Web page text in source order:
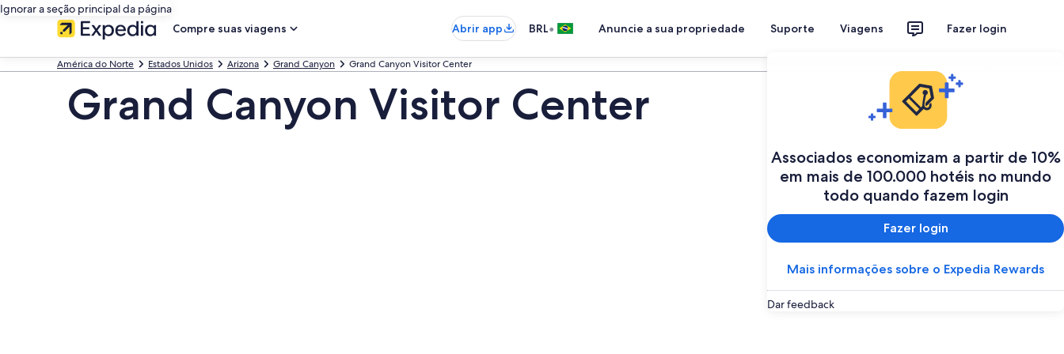
Ignorar a seção principal da página
Compre suas viagens
Abrir app BRL• Anuncie a sua propriedade Suporte Viagens Fazer login
Associados economizam a partir de 10%
em mais de 100.000 hotéis no mundo
todo quando fazem login
Fazer login
Mais informações sobre o Expedia Rewards
Dar feedback
América do Norte Estados Unidos Arizona Grand Canyon Grand Canyon Visitor Center
Grand Canyon Visitor Center